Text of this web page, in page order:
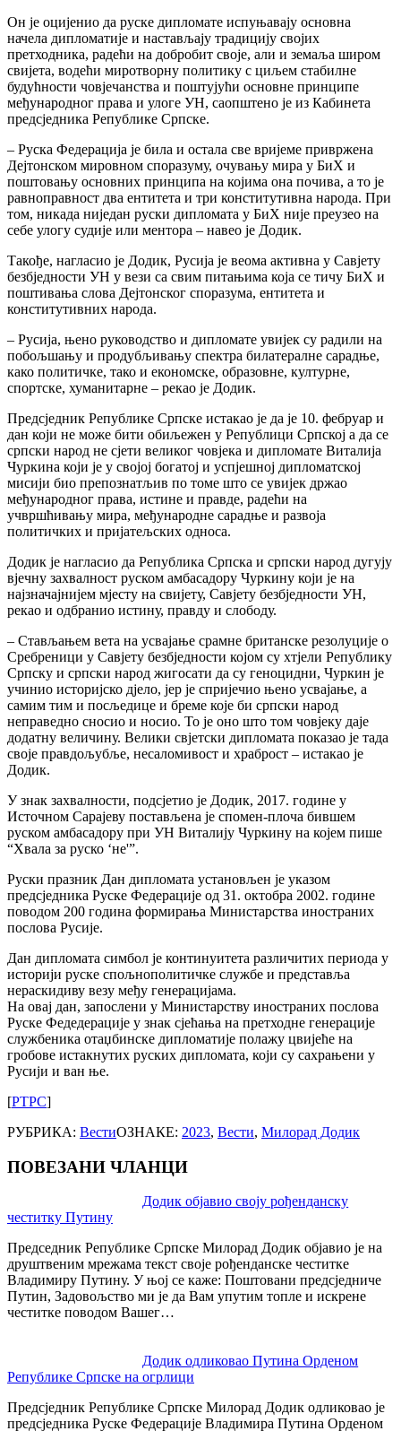
Он је оцијенио да руске дипломате испуњавају основна
начела дипломатије и настављају традицију својих
претходника, радећи на добробит своје, али и земаља широм
свијета, водећи миротворну политику с циљем стабилне
будућности човјечанства и поштујући основне принципе
међународног права и улоге УН, саопштено је из Кабинета
предсједника Републике Српске.
– Руска Федерација је била и остала све вријеме привржена
Дејтонском мировном споразуму, очувању мира у БиХ и
поштовању основних принципа на којима она почива, а то је
равноправност два ентитета и три конститутивна народа. При
том, никада ниједан руски дипломата у БиХ није преузео на
себе улогу судије или ментора – навео је Додик.
Такође, нагласио је Додик, Русија је веома активна у Савјету
безбједности УН у вези са свим питањима која се тичу БиХ и
поштивања слова Дејтонског споразума, ентитета и
конститутивних народа.
– Русија, њено руководство и дипломате увијек су радили на
побољшању и продубљивању спектра билатералне сарадње,
како политичке, тако и економске, образовне, културне,
спортске, хуманитарне – рекао је Додик.
Предсједник Републике Српске истакао је да је 10. фебруар и
дан који не може бити обиљежен у Републици Српској а да се
српски народ не сјети великог човјека и дипломате Виталија
Чуркина који је у својој богатој и успјешној дипломатској
мисији био препознатљив по томе што се увијек држао
међународног права, истине и правде, радећи на
учвршћивању мира, међународне сарадње и развоја
политичких и пријатељских односа.
Додик је нагласио да Република Српска и српски народ дугују
вјечну захвалност руском амбасадору Чуркину који је на
најзначајнијем мјесту на свијету, Савјету безбједности УН,
рекао и одбранио истину, правду и слободу.
– Стављањем вета на усвајање срамне британске резолуције о
Сребреници у Савјету безбједности којом су хтјели Републику
Српску и српски народ жигосати да су геноцидни, Чуркин је
учинио историјско дјело, јер је спријечио њено усвајање, а
самим тим и посљедице и бреме које би српски народ
неправедно сносио и носио. То је оно што том човјеку даје
додатну величину. Велики свјетски дипломата показао је тада
своје правдољубље, несаломивост и храброст – истакао је
Додик.
У знак захвалности, подсјетио је Додик, 2017. године у
Источном Сарајеву постављена је спомен-плоча бившем
руском амбасадору при УН Виталију Чуркину на којем пише
“Хвала за руско ‘не'”.
Руски празник Дан дипломата установљен је указом
предсједника Руске Федерације од 31. октобра 2002. године
поводом 200 година формирања Министарства иностраних
послова Русије.
Дан дипломата симбол је континуитета различитих периода у
историји руске спољнополитичке службе и представља
нераскидиву везу међу генерацијама.
На овај дан, запослени у Министарству иностраних послова
Руске Федедерације у знак сјећања на претходне генерације
службеника отаџбинске дипломатије полажу цвијеће на
гробове истакнутих руских дипломата, који су сахрањени у
Русији и ван ње.
[РТРС]
РУБРИКА: ВестиОЗНАКЕ: 2023, Вести, Милорад Додик
ПОВЕЗАНИ ЧЛАНЦИ
Додик објавио своју рођенданску
честитку Путину
Председник Републике Српске Милорад Додик објавио је на
друштвеним мрежама текст своје рођенданске честитке
Владимиру Путину. У њој се каже: Поштовани предсједниче
Путин, Задовољство ми је да Вам упутим топле и искрене
честитке поводом Вашег…
Додик одликовао Путина Орденом
Републике Српске на огрлици
Предсједник Републике Српске Милорад Додик одликовао је
предсједника Руске Федерације Владимира Путина Орденом
navigation